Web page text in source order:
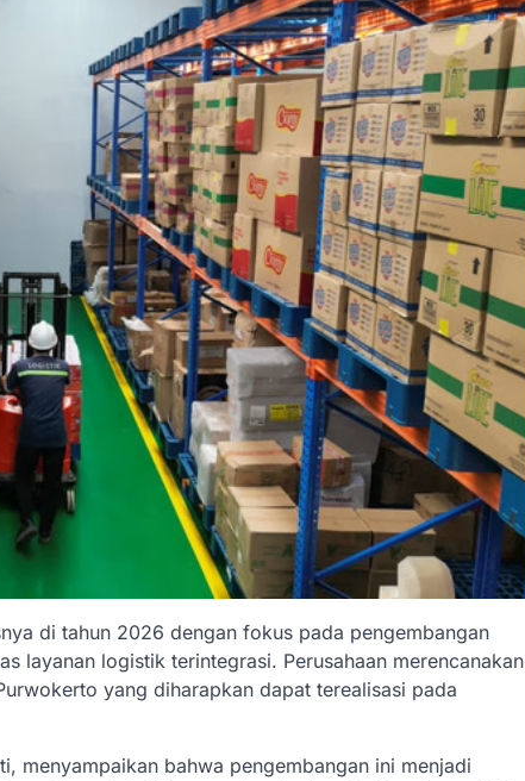
di tahun 2026 dengan fokus pada pengembangan
layanan logistik terintegrasi. Perusahaan merencanakan
yang diharapkan dapat terealisasi pada
menyampaikan bahwa pengembangan ini menjadi